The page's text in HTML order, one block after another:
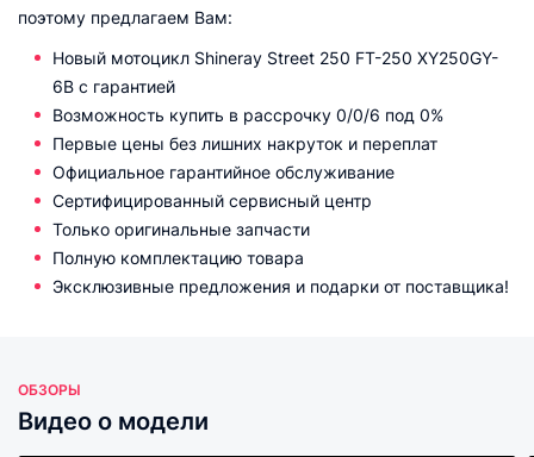
поэтому предлагаем Вам:
Новый мотоцикл Shineray Street 250 FT-250 XY250GY-
6B с гарантией
Возможность купить в рассрочку 0/0/6 под 0%
Первые цены без лишних накруток и переплат
Официальное гарантийное обслуживание
Сертифицированный сервисный центр
Только оригинальные запчасти
Полную комплектацию товара
Эксклюзивные предложения и подарки от поставщика!
ОБЗОРЫ
Видео о модели